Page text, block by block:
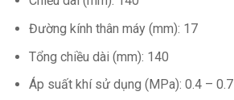
Đường kính thân máy (mm): 17
Tổng chiều dài (mm): 140
Áp suất khí sử dụng (MPa): 0.4 – 0.7